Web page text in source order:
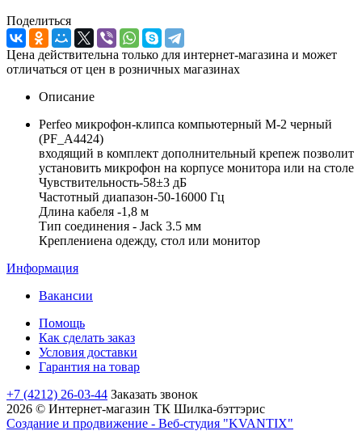
Поделиться
Цена действительна только для интернет-магазина и может
отличаться от цен в розничных магазинах
Описание
Perfeo микрофон-клипса компьютерный M-2 черный
(PF_A4424)
входящий в комплект дополнительный крепеж позволит
установить микрофон на корпусе монитора или на столе
Чувствительность-58±3 дБ
Частотный диапазон-50-16000 Гц
Длина кабеля -1,8 м
Тип соединения - Jack 3.5 мм
Креплениена одежду, стол или монитор
Информация
Вакансии
Помощь
Как сделать заказ
Условия доставки
Гарантия на товар
+7 (4212) 26-03-44 Заказать звонок
2026 © Интернет-магазин ТК Шилка-бэттэрис
Создание и продвижение - Веб-студия "KVANTIX"